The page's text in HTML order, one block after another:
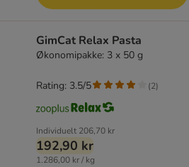
GimCat Relax Pasta
Økonomipakke: 3 x 50 g
Individuelt 206,70 kr
192,90 kr
1.286,00 kr / kg
Rating: 3.5/5 (2)